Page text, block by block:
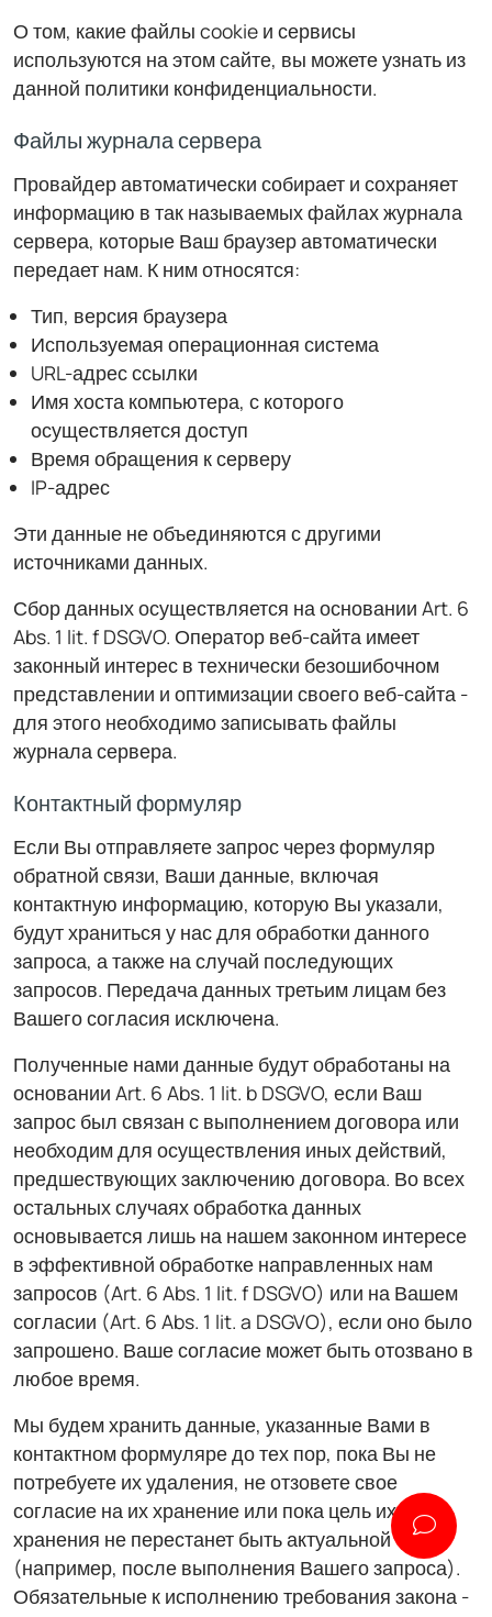
О том, какие файлы cookie и сервисы
используются на этом сайте, вы можете узнать из
данной политики конфиденциальности.
Файлы журнала сервера
Провайдер автоматически собирает и сохраняет
информацию в так называемых файлах журнала
сервера, которые Ваш браузер автоматически
передает нам. К ним относятся:
Тип, версия браузера
Используемая операционная система
URL-адрес ссылки
Имя хоста компьютера, с которого
осуществляется доступ
Время обращения к серверу
IP-адрес
Эти данные не объединяются с другими
источниками данных.
Сбор данных осуществляется на основании Art. 6
Abs. 1 lit. f DSGVO. Оператор веб-сайта имеет
законный интерес в технически безошибочном
представлении и оптимизации своего веб-сайта -
для этого необходимо записывать файлы
журнала сервера.
Контактный формуляр
Если Вы отправляете запрос через формуляр
обратной связи, Ваши данные, включая
контактную информацию, которую Вы указали,
будут храниться у нас для обработки данного
запроса, а также на случай последующих
запросов. Передача данных третьим лицам без
Вашего согласия исключена.
Полученные нами данные будут обработаны на
основании Art. 6 Abs. 1 lit. b DSGVO, если Ваш
запрос был связан с выполнением договора или
необходим для осуществления иных действий,
предшествующих заключению договора. Во всех
остальных случаях обработка данных
основывается лишь на нашем законном интересе
в эффективной обработке направленных нам
запросов (Art. 6 Abs. 1 lit. f DSGVO) или на Вашем
согласии (Art. 6 Abs. 1 lit. a DSGVO), если оно было
запрошено. Ваше согласие может быть отозвано в
любое время.
Мы будем хранить данные, указанные Вами в
контактном формуляре до тех пор, пока Вы не
потребуете их удаления, не отзовете свое
согласие на их хранение или пока цель их
хранения не перестанет быть актуальной
(например, после выполнения Вашего запроса).
Обязательные к исполнению требования закона -